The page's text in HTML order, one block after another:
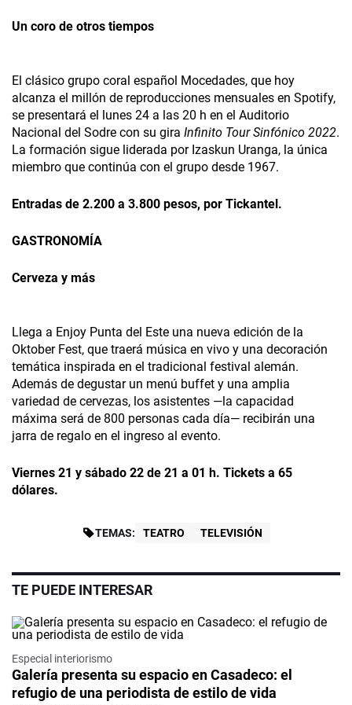
Un coro de otros tiempos
El clásico grupo coral español Mocedades, que hoy
alcanza el millón de reproducciones mensuales en Spotify,
se presentará el lunes 24 a las 20 h en el Auditorio
Nacional del Sodre con su gira Infinito Tour Sinfónico 2022.
La formación sigue liderada por Izaskun Uranga, la única
miembro que continúa con el grupo desde 1967.
Entradas de 2.200 a 3.800 pesos, por Tickantel.
GASTRONOMÍA
Cerveza y más
Llega a Enjoy Punta del Este una nueva edición de la
Oktober Fest, que traerá música en vivo y una decoración
temática inspirada en el tradicional festival alemán.
Además de degustar un menú buffet y una amplia
variedad de cervezas, los asistentes —la capacidad
máxima será de 800 personas cada día— recibirán una
jarra de regalo en el ingreso al evento.
Viernes 21 y sábado 22 de 21 a 01 h. Tickets a 65
dólares.
TEMAS: TEATRO TELEVISIÓN
TE PUEDE INTERESAR
Especial interiorismo
Galería presenta su espacio en Casadeco: el
refugio de una periodista de estilo de vida